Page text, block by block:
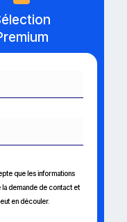
que les informations
demande de contact et
en découler.